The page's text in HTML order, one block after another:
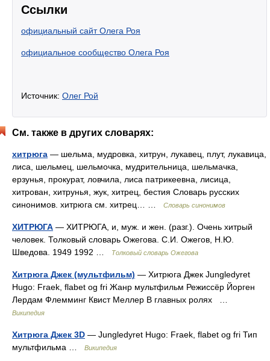
Ссылки
официальный сайт Олега Роя
официальное сообщество Олега Роя
Источник: Олег Рой
См. также в других словарях:
хитрюга — шельма, мудровка, хитрун, лукавец, плут, лукавица,
лиса, шельмец, шельмочка, мудрительница, шельмачка,
ерзунья, прокурат, ловчила, лиса патрикеевна, лисица,
хитрован, хитрунья, жук, хитрец, бестия Словарь русских
синонимов. хитрюга см. хитрец… …
Словарь синонимов
ХИТРЮГА — ХИТРЮГА, и, муж. и жен. (разг.). Очень хитрый
человек. Толковый словарь Ожегова. С.И. Ожегов, Н.Ю.
Шведова. 1949 1992 …
Толковый словарь Ожегова
Хитрюга Джек (мультфильм) — Хитрюга Джек Jungledyret
Hugo: Fraek, flabet og fri Жанр мультфильм Режиссёр Йорген
Лердам Флемминг Квист Меллер В главных ролях …
Википедия
Хитрюга Джек 3D — Jungledyret Hugo: Fraek, flabet og fri Тип
мультфильма …
Википедия